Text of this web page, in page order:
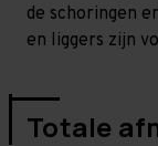
de schoringen
en liggers zijn
Totale